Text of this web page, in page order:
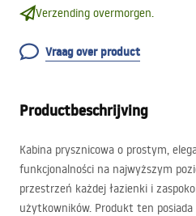
Verzending overmorgen.
Vraag over product
Productbeschrijving
Kabina prysznicowa o prostym,
funkcjonalności na najwyższym
przestrzeń każdej łazienki i
użytkowników. Produkt ten posiada